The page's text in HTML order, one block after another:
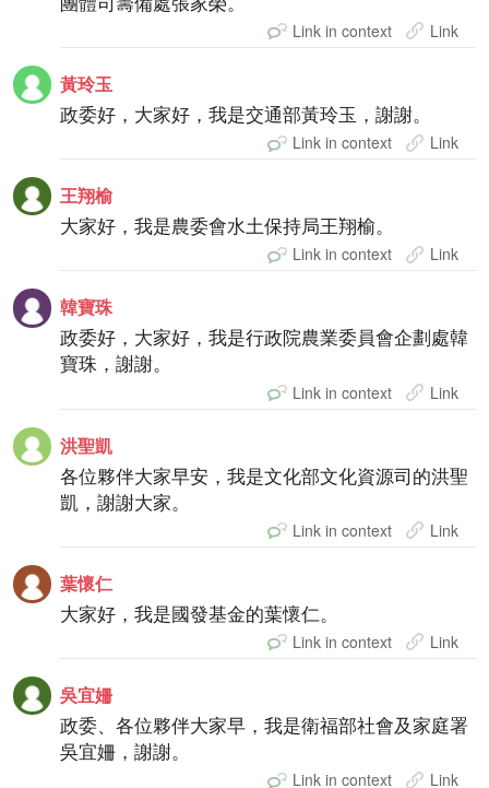
Link in context Link
黃玲玉
政委好，大家好，我是交通部黃玲玉，謝謝。
Link in context Link
王翔榆
大家好，我是農委會水土保持局王翔榆。
Link in context Link
韓寶珠
政委好，大家好，我是行政院農業委員會企劃處韓
寶珠，謝謝。
Link in context Link
洪聖凱
各位夥伴大家早安，我是文化部文化資源司的洪聖
凱，謝謝大家。
Link in context Link
葉懷仁
大家好，我是國發基金的葉懷仁。
Link in context Link
吳宜姍
政委、各位夥伴大家早，我是衛福部社會及家庭署
吳宜姍，謝謝。
Link in context Link